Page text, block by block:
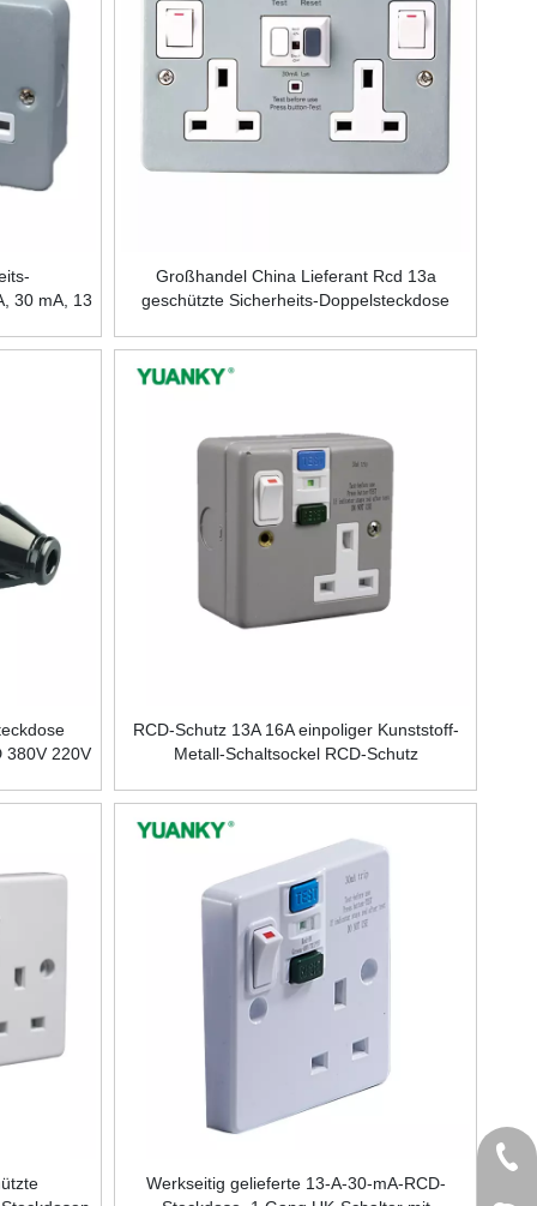
30 mA, 13
Großhandel China Lieferant Rcd 13a
geschützte Sicherheits-Doppelsteckdose
380V 220V
RCD-Schutz 13A 16A einpoliger Kunststoff-
Metall-Schaltsockel RCD-Schutz
Werkseitig gelieferte 13-A-30-mA-RCD-
+86